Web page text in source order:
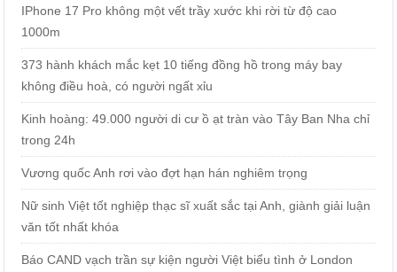
IPhone 17 Pro không một vết trầy xước khi rời từ độ cao
1000m
373 hành khách mắc kẹt 10 tiếng đồng hồ trong máy bay
không điều hoà, có người ngất xỉu
Kinh hoàng: 49.000 người di cư ồ ạt tràn vào Tây Ban Nha chỉ
trong 24h
Vương quốc Anh rơi vào đợt hạn hán nghiêm trọng
Nữ sinh Việt tốt nghiệp thạc sĩ xuất sắc tại Anh, giành giải luận
văn tốt nhất khóa
Báo CAND vạch trần sự kiện người Việt biểu tình ở London